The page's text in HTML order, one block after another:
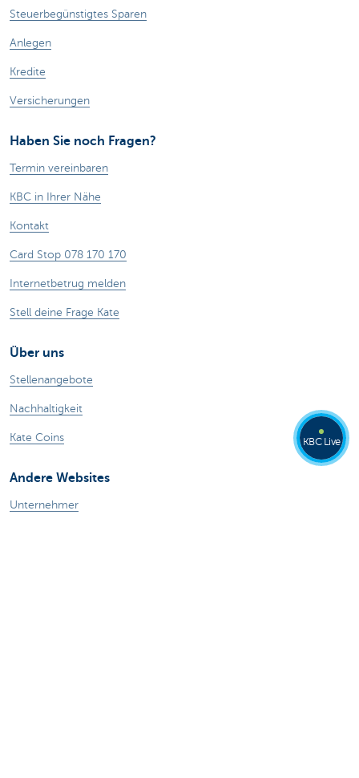
Steuerbegünstigtes Sparen
Anlegen
Kredite
Versicherungen
Haben Sie noch Fragen?
Termin vereinbaren
KBC in Ihrer Nähe
Kontakt
Card Stop 078 170 170
Internetbetrug melden
Stell deine Frage Kate
Über uns
Stellenangebote
Nachhaltigkeit
Kate Coins
Andere Websites
Unternehmer
KBC Live